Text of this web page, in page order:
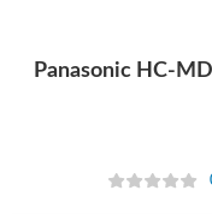
Panasonic HC-